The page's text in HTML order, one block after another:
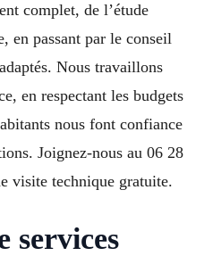
complet, de l’étude
en passant par le conseil
Nous travaillons
en respectant les budgets
nous font confiance
Joignez-nous au 06 28
visite technique gratuite.
services